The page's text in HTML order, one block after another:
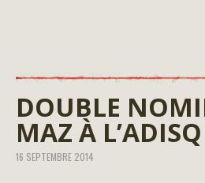
DOUBLE
MAZ À L’ADISQ
16 SEPTEMBRE 2014